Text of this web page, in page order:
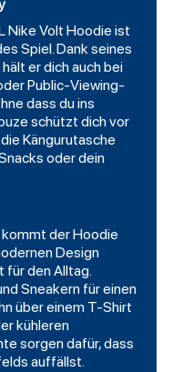
Nike Volt Hoodie ist
Spiel. Dank seines
er dich auch bei
Public-Viewing-
dass du ins
schützt dich vor
Kängurutasche
oder dein
der Hoodie
Design
für den Alltag.
Sneakern für einen
über einem T-Shirt
kühleren
sorgen dafür, dass
auffällst.